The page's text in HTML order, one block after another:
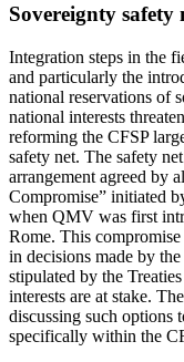
Sovereignty safety
Integration steps in the
and particularly the
national reservations of
national inter­ests
reforming the CFSP
safety net. The safety
arrangement agreed by
Compromise” initiated
when QMV was first
Rome. This
in decisions made by
stipulated by the
interests are at stake.
discussing such
specifi­cally within the